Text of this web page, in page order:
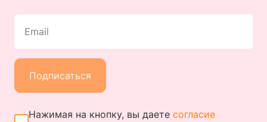
Email
Подписаться
Нажимая на кнопку, вы даете согласие